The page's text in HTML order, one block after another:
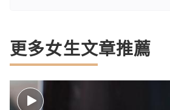
更多女生文章推薦